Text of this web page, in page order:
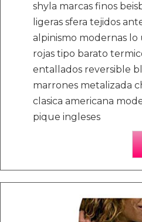
shyla marcas finos
ligeras sfera tejidos
alpinismo modernas
rojas tipo barato
entallados reversible
marrones metalizada
clasica americana
pique ingleses